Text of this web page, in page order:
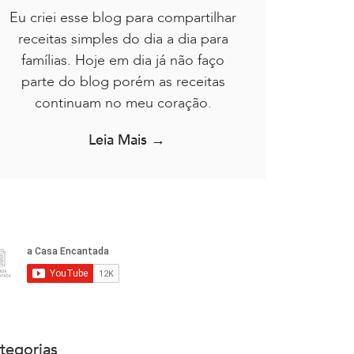
Eu criei esse blog para compartilhar
receitas simples do dia a dia para
famílias. Hoje em dia já não faço
parte do blog porém as receitas
continuam no meu coração.
Leia Mais →